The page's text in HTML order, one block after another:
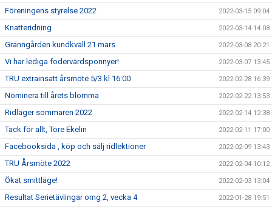
Föreningens styrelse 2022 2022-03-15 09:04
Knatteridning 2022-03-14 14:08
Granngården kundkväll 21 mars 2022-03-08 20:21
Vi har lediga fodervärdsponnyer! 2022-03-07 13:45
TRU extrainsatt årsmöte 5/3 kl 16:00 2022-02-28 16:39
Nominera till årets blomma 2022-02-22 13:53
Ridläger sommaren 2022 2022-02-14 12:38
Tack för allt, Tore Ekelin 2022-02-11 17:00
Facebooksida , köp och sälj ridlektioner 2022-02-09 13:43
TRU Årsmöte 2022 2022-02-04 10:12
Ökat smittläge! 2022-02-03 13:04
Resultat Serietävlingar omg 2, vecka 4 2022-01-28 19:51